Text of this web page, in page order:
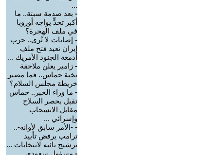
...
- بعد صدمة سبتة.. ما
أكبر تحدٍّ يواجه أوروبا
في ملف الهجرة؟
- إصابات لا تُرى.. حرب
إيران تعيد فتح ملف
أدمغة الجنود الأمريك ...
- زامير يعلن ملاحقة
نخبة حماس.. فما مصير
خريطة مجلس السلام؟
- ما وراء الخبر.. حماس
تقبل بحصر السلاح
مقابل الانسحاب
وإسرائي ...
- -الأمر سابق لأوانه-..
ترامب يرفض تأييد
ترشيح نائبه لانتخابات ...
- مسؤول سعودي